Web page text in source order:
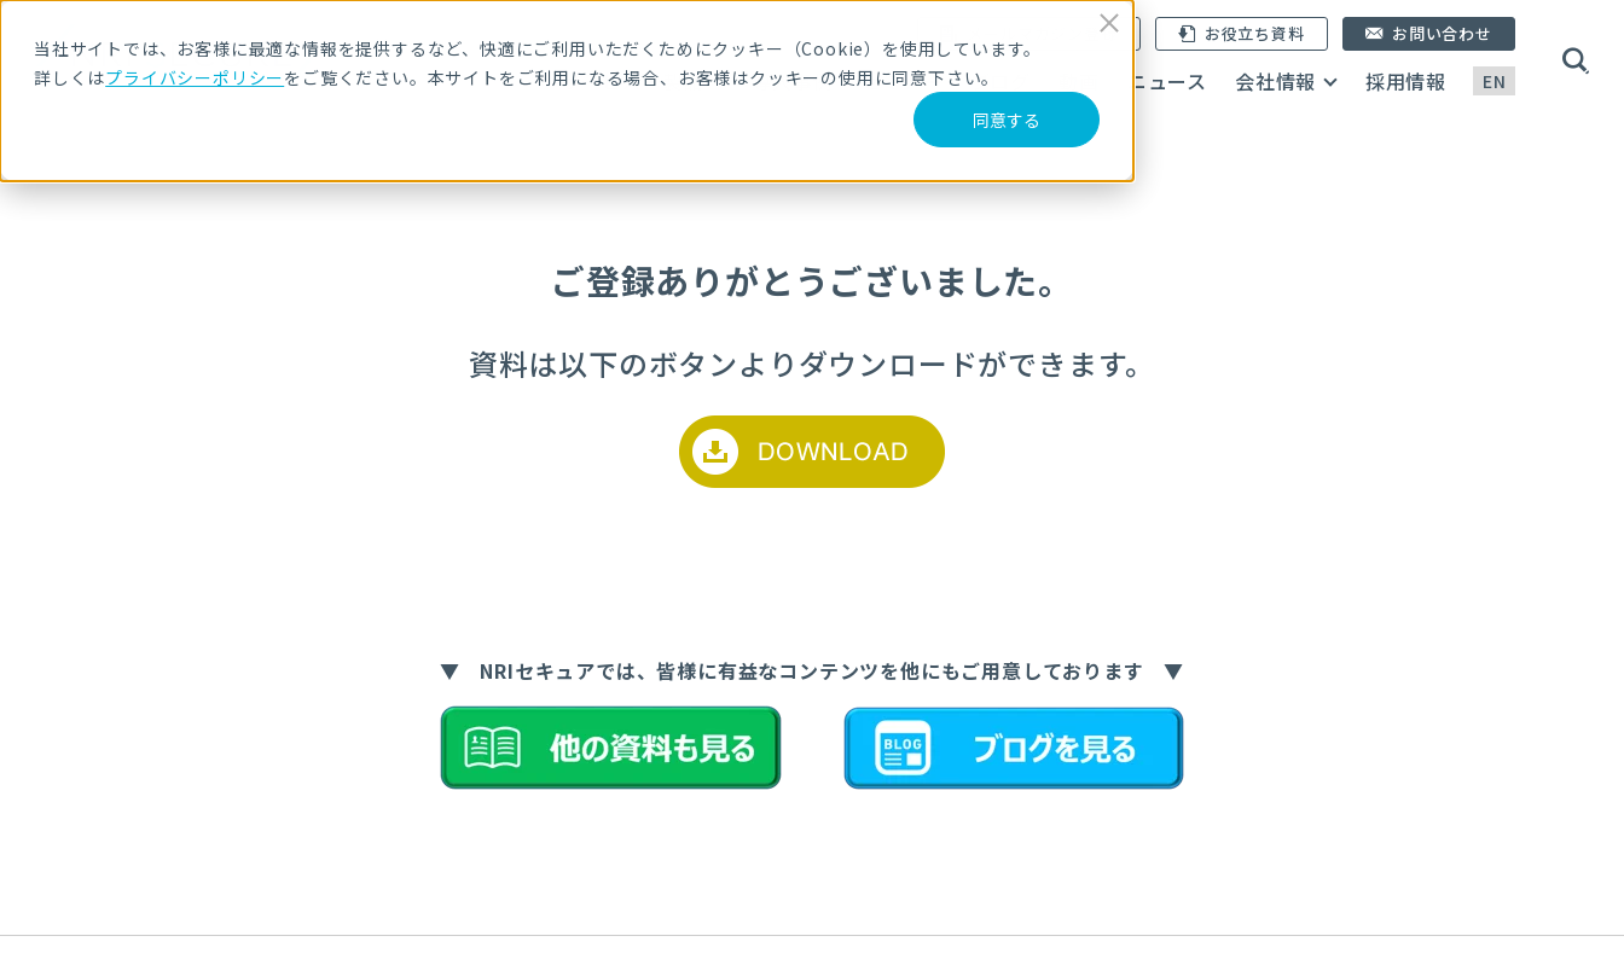
当社サイトでは、お客様に最適な情報を提供するなど、快適にご利用いただくためにクッキー（Cookie）を使用しています。
詳しくはプライバシーポリシーをご覧ください。本サイトをご利用になる場合、お客様はクッキーの使用に同意下さい。
同意する
EN
メールマガジン登録 お役立ち資料
サービス・製品 導入事例 セミナー ブログ ニュース 会社情報 採用情報
お問い合わせ
ご登録ありがとうございました。
資料は以下のボタンよりダウンロードができます。
▼ NRIセキュアでは、皆様に有益なコンテンツを他にもご用意しております ▼